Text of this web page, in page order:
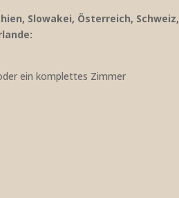
Slowakei, Österreich, Schweiz,
ein komplettes Zimmer